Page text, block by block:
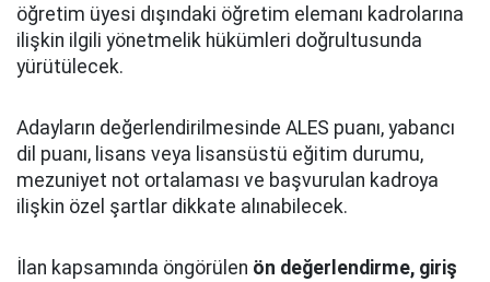
öğretim üyesi dışındaki öğretim elemanı kadrolarına
ilişkin ilgili yönetmelik hükümleri doğrultusunda
yürütülecek.
Adayların değerlendirilmesinde ALES puanı, yabancı
dil puanı, lisans veya lisansüstü eğitim durumu,
mezuniyet not ortalaması ve başvurulan kadroya
ilişkin özel şartlar dikkate alınabilecek.
İlan kapsamında öngörülen ön değerlendirme, giriş